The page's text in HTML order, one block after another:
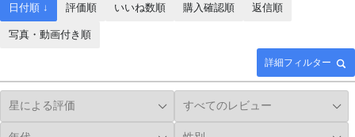
詳細フィルター
日付順 ↓ 評価順 いいね数順 購入確認順 返信順
写真・動画付き順